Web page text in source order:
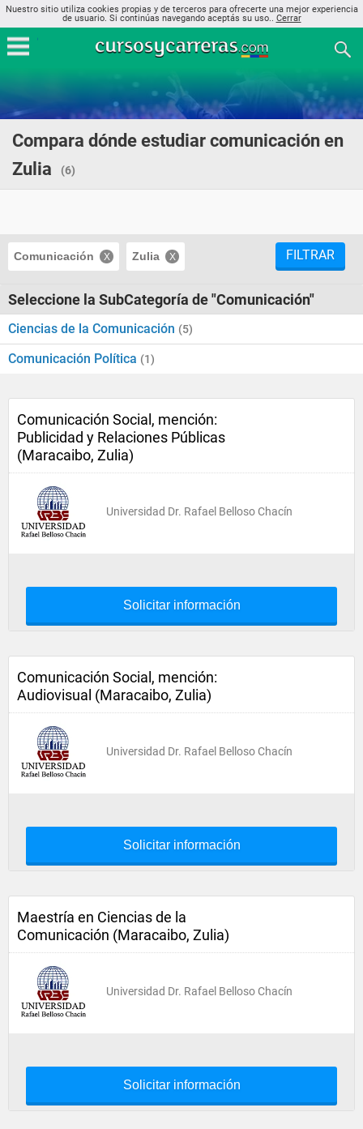
Nuestro sitio utiliza cookies propias y de terceros para ofrecerte una mejor experiencia
de usuario. Si continúas navegando aceptás su uso.. Cerrar
Compara dónde estudiar comunicación en
Zulia
(6)
Comunicación Zulia FILTRAR
Seleccione la SubCategoría de "Comunicación"
Ciencias de la Comunicación (5)
Comunicación Política (1)
Comunicación Social, mención:
Publicidad y Relaciones Públicas
(Maracaibo, Zulia)
Universidad Dr. Rafael Belloso Chacín
Solicitar información
Comunicación Social, mención:
Audiovisual (Maracaibo, Zulia)
Universidad Dr. Rafael Belloso Chacín
Solicitar información
Maestría en Ciencias de la
Comunicación (Maracaibo, Zulia)
Universidad Dr. Rafael Belloso Chacín
Solicitar información